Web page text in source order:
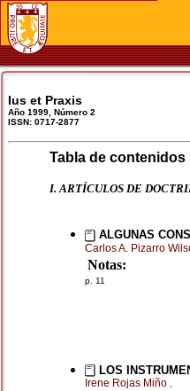
Ius et Praxis
Año 1999, Número 2
ISSN: 0717-2877
Tabla de contenidos
I. ARTÍCULOS DE
ALGUNAS
Carlos A. Pizarro
Notas:
p. 11
LOS
Irene Rojas Miño